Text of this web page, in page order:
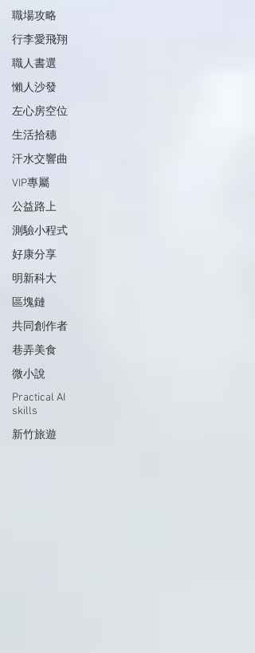
職場攻略
行李愛飛翔
職人書選
懶人沙發
左心房空位
生活拾穗
汗水交響曲
VIP專屬
公益路上
測驗小程式
好康分享
明新科大
區塊鏈
共同創作者
巷弄美食
微小說
Practical AI
skills
新竹旅遊